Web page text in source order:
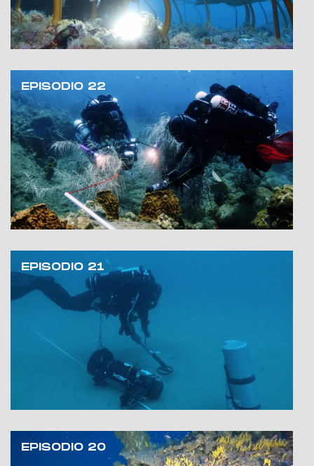
EPISODIO 22
EPISODIO 21
EPISODIO 20